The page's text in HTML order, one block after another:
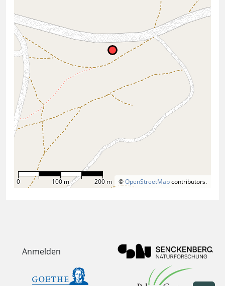
©OpenStreetMapcontributors.
0 100 m 200 m
Anmelden